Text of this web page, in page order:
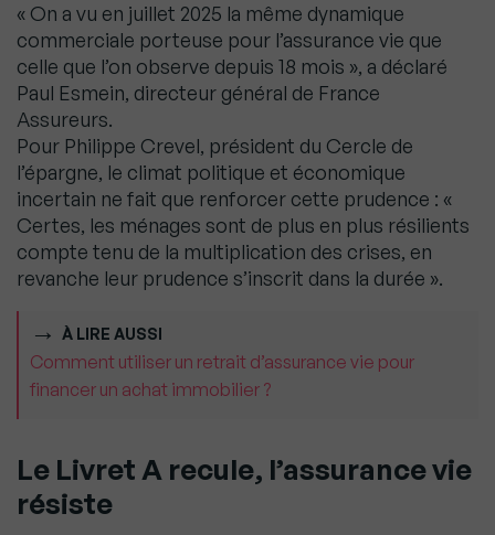
« On a vu en juillet 2025 la même dynamique
commerciale porteuse pour l’assurance vie que
celle que l’on observe depuis 18 mois », a déclaré
Paul Esmein, directeur général de France
Assureurs.
Pour Philippe Crevel, président du Cercle de
l’épargne, le climat politique et économique
incertain ne fait que renforcer cette prudence : «
Certes, les ménages sont de plus en plus résilients
compte tenu de la multiplication des crises, en
revanche leur prudence s’inscrit dans la durée ».
À LIRE AUSSI
Comment utiliser un retrait d’assurance vie pour
financer un achat immobilier ?
Le Livret A recule, l’assurance vie
résiste